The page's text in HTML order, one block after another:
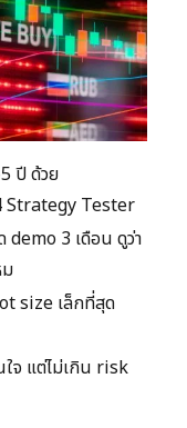
ปี ด้วย
Strategy Tester
demo 3 เดือน ดูว่า
size เล็กที่สุด
จ แต่ไม่เกิน risk